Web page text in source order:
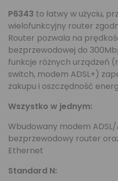
P6343 to łatwy w użyciu,
wielofunkcyjny router
Router pozwala na
bezprzewodowej do
funkcje różnych urządzeń
switch, modem ADSL+)
zakupu i oszczędność
Wszystko w jednym:
Wbudowany modem ADSL/
bezprzewodowy router
Ethernet
Standard N: